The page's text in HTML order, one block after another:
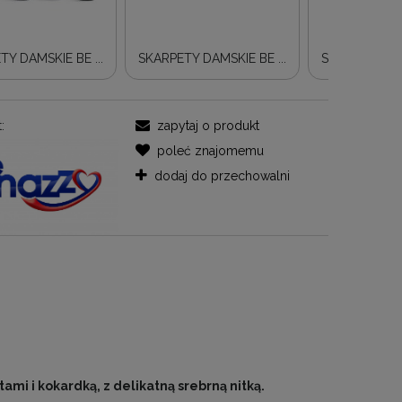
DAMSKIE BE ... SKARPETY DAMSKIE BE ... SKARPETY
zapytaj o produkt
poleć znajomemu
dodaj do przechowalni
i kokardką, z delikatną srebrną nitką.